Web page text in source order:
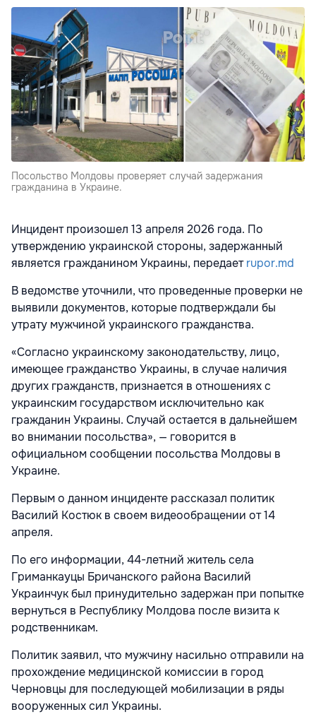
Посольство Молдовы проверяет случай задержания
гражданина в Украине.
Инцидент произошел 13 апреля 2026 года. По
утверждению украинской стороны, задержанный
является гражданином Украины, передаетrupor.md
В ведомстве уточнили, что проведенные проверки не
выявили документов, которые подтверждали бы
утрату мужчиной украинского гражданства.
«Согласно украинскому законодательству, лицо,
имеющее гражданство Украины, в случае наличия
других гражданств, признается в отношениях с
украинским государством исключительно как
гражданин Украины. Случай остается в дальнейшем
во внимании посольства», — говорится в
официальном сообщении посольства Молдовы в
Украине.
Первым о данном инциденте рассказал политик
Василий Костюк в своем видеообращении от 14
апреля.
По его информации, 44-летний житель села
Гриманкауцы Бричанского района Василий
Украинчук был принудительно задержан при попытке
вернуться в Республику Молдова после визита к
родственникам.
Политик заявил, что мужчину насильно отправили на
прохождение медицинской комиссии в город
Черновцы для последующей мобилизации в ряды
вооруженных сил Украины.